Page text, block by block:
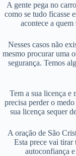
A gente pega no
como se tudo ficasse
acontece a
Nesses casos não
mesmo procurar uma
segurança. Temos
Tem a sua licença e
precisa perder o
sua licença sequer
A oração de São
Esta prece vai
autoconfiança